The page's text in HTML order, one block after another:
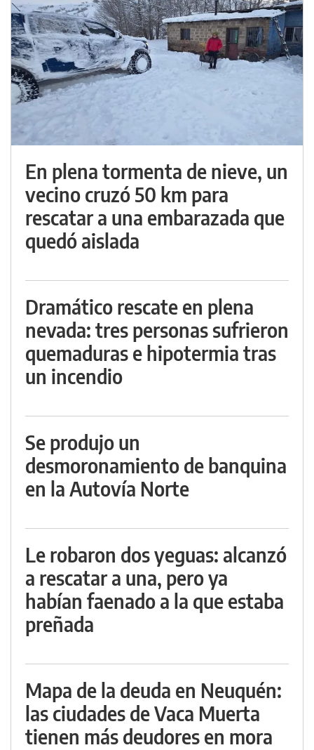
En plena tormenta de nieve, un
vecino cruzó 50 km para
rescatar a una embarazada que
quedó aislada
Dramático rescate en plena
nevada: tres personas sufrieron
quemaduras e hipotermia tras
un incendio
Se produjo un
desmoronamiento de banquina
en la Autovía Norte
Le robaron dos yeguas: alcanzó
a rescatar a una, pero ya
habían faenado a la que estaba
preñada
Mapa de la deuda en Neuquén:
las ciudades de Vaca Muerta
tienen más deudores en mora